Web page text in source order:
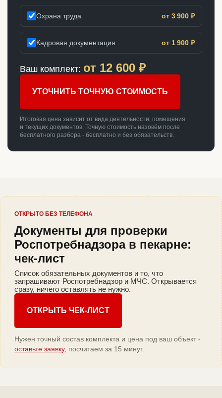
Охрана труда от 3 900 ₽
Кадровая документация от 1 900 ₽
Ваш комплект: от 12 600 ₽
УТОЧНИТЬ ТОЧНУЮ СТОИМОСТЬ
Итоговая цена зависит от вида деятельности, помещения
и текущих документов. Точную стоимость назовём после
бесплатного разбора - бесплатно и без обязательств.
ОТКРЫТО БЕЗ ТЕЛЕФОНА
Документы для проверки
Роспотребнадзора в пекарне:
чек-лист
Список обязательных документов и то, что
запрашивают Роспотребнадзор и МЧС. Открывается
сразу, ничего оставлять не нужно.
ОТКРЫТЬ ЧЕК-ЛИСТ
Нужен точный состав комплекта и цена под ваш объект -
оставьте заявку, посчитаем за 15 минут.